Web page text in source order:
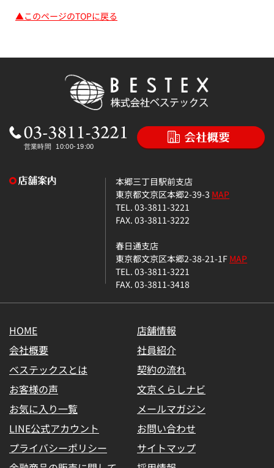
▲このページのTOPに戻る
本郷三丁目駅前支店
東京都文京区本郷2-39-3 MAP
TEL. 03-3811-3221
FAX. 03-3811-3222
春日通支店
東京都文京区本郷2-38-21-1FMAP
TEL. 03-3811-3221
FAX. 03-3811-3418
HOME
店舗情報
会社概要
社員紹介
ベステックスとは
契約の流れ
お客様の声
文京くらしナビ
お気に入り一覧
メールマガジン
LINE公式アカウント
お問い合わせ
プライバシーポリシー
サイトマップ